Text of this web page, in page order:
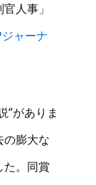
人事」
ャーナ
”がありま
膨大な
た。同賞